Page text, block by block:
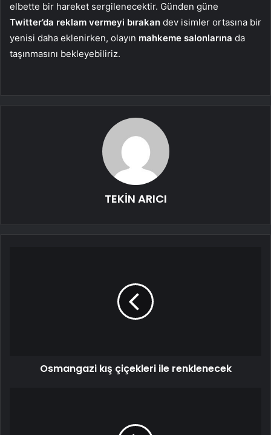
elbette bir hareket sergilenecektir. Günden güne
Twitter’da reklam vermeyi bırakan dev isimler ortasına bir
yenisi daha eklenirken, olayın mahkeme salonlarına da
taşınmasını bekleyebiliriz.
TEKİN ARICI
Osmangazi kış çiçekleri ile renklenecek